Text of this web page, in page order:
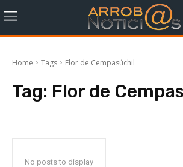
Home Tags Flor de Cempasúchil
Tag: Flor de
No posts to display